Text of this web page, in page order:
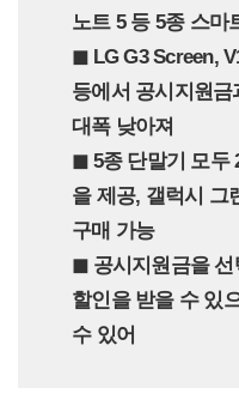
노트 5 등 5종 스마
◼︎ LG G3 Screen,
등에서 공시지원
대폭 낮아져
◼︎ 5종 단말기 모두
을 제공, 갤럭시 그
구매 가능
◼︎ 공시지원금을 선
할인을 받을 수 있
수 있어